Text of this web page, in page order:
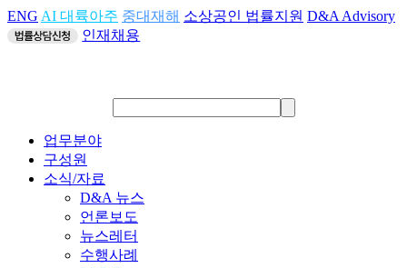
ENG AI 대륙아주 중대재해 소상공인 법률지원 D&A Advisory
인재채용
업무분야
구성원
소식/자료
D&A 뉴스
언론보도
뉴스레터
수행사례